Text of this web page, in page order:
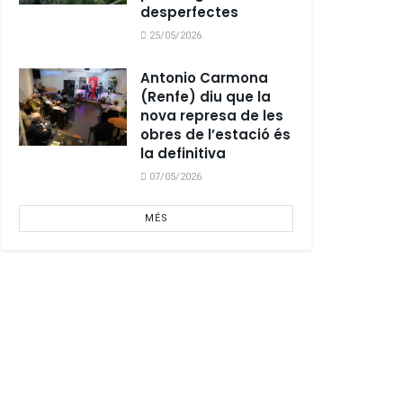
desperfectes
25/05/2026
Antonio Carmona
(Renfe) diu que la
nova represa de les
obres de l’estació és
la definitiva
07/05/2026
MÉS